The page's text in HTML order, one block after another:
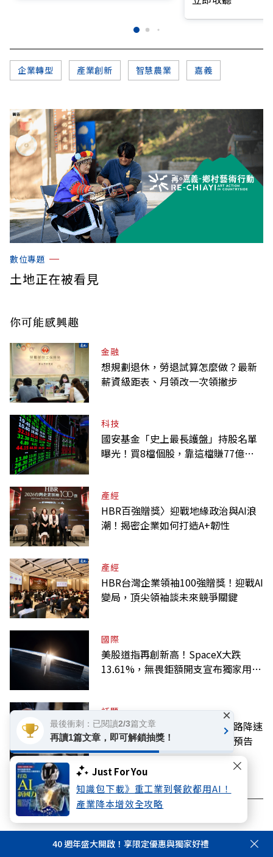
Just For You
知識包下載》重工業到餐飲都用AI！
產業降本增效全攻略
企業轉型 產業創新 智慧農業 嘉義
數位專題
土地正在被看見
你可能感興趣
金融
想規劃退休，勞退試算怎麼做？最新
薪資級距表、月領改一次領撇步
科技
國安基金「史上最長護盤」持股名單
曝光！買8檔個股，靠這檔賺77億最
產經
HBR百強贈獎〉迎戰地緣政治與AI浪
潮！揭密企業如何打造A+韌性
產經
HBR台灣企業領袖100強贈獎！迎戰AI
變局，頂尖領袖談未來競爭關鍵
國際
美股道指再創新高！SpaceX大跌
13.61%，無畏鉅額開支宣布獨家用輝
話題
城鎮韌性8月演習斷網！行動網路降速
演練將登場，7日「災防訊息」預告
看此文章的人也看了..
40 週年盛大開啟！享限定優惠與獨家好禮
最後衝刺：已閱讀2/3篇文章
再讀1篇文章，即可解鎖抽獎！
×